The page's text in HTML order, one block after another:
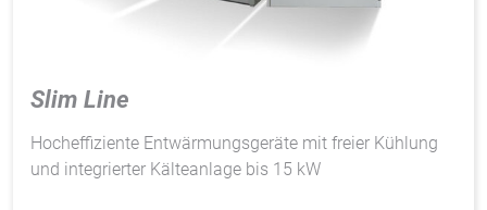
Slim Line
Hocheffiziente Entwärmungsgeräte mit freier Kühlung
und integrierter Kälteanlage bis 15 kW